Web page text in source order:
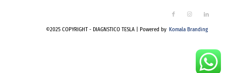
©2025 COPYRIGHT - DIAGNSTICO TESLA | Powered by Komala Branding